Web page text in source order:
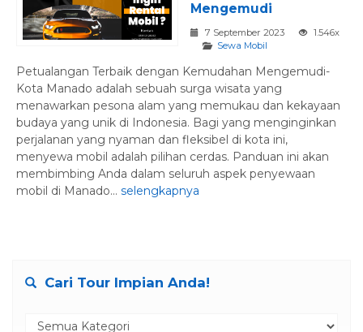
Mengemudi
7 September 2023
1.546x
Sewa Mobil
Petualangan Terbaik dengan Kemudahan Mengemudi-
Kota Manado adalah sebuah surga wisata yang
menawarkan pesona alam yang memukau dan kekayaan
budaya yang unik di Indonesia. Bagi yang menginginkan
perjalanan yang nyaman dan fleksibel di kota ini,
menyewa mobil adalah pilihan cerdas. Panduan ini akan
membimbing Anda dalam seluruh aspek penyewaan
mobil di Manado... selengkapnya
Cari Tour Impian Anda!